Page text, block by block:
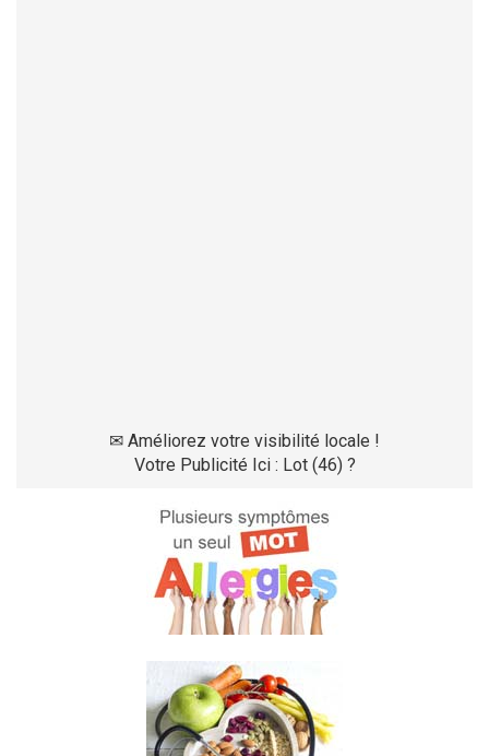
✉ Améliorez votre visibilité locale !
Votre Publicité Ici : Lot (46) ?